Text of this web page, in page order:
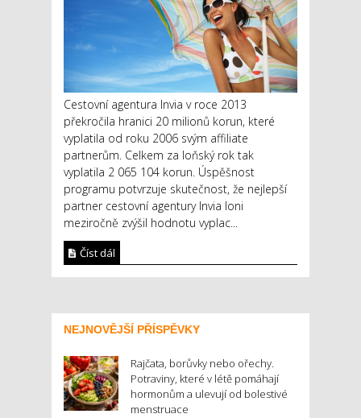
Cestovní agentura Invia v roce 2013
překročila hranici 20 milionů korun, které
vyplatila od roku 2006 svým affiliate
partnerům. Celkem za loňský rok tak
vyplatila 2 065 104 korun. Úspěšnost
programu potvrzuje skutečnost, že nejlepší
partner cestovní agentury Invia loni
meziročně zvýšil hodnotu vyplac...
Číst dál
NEJNOVĚJŠÍ PŘÍSPĚVKY
Rajčata, borůvky nebo ořechy.
Potraviny, které v létě pomáhají
hormonům a ulevují od bolestivé
menstruace